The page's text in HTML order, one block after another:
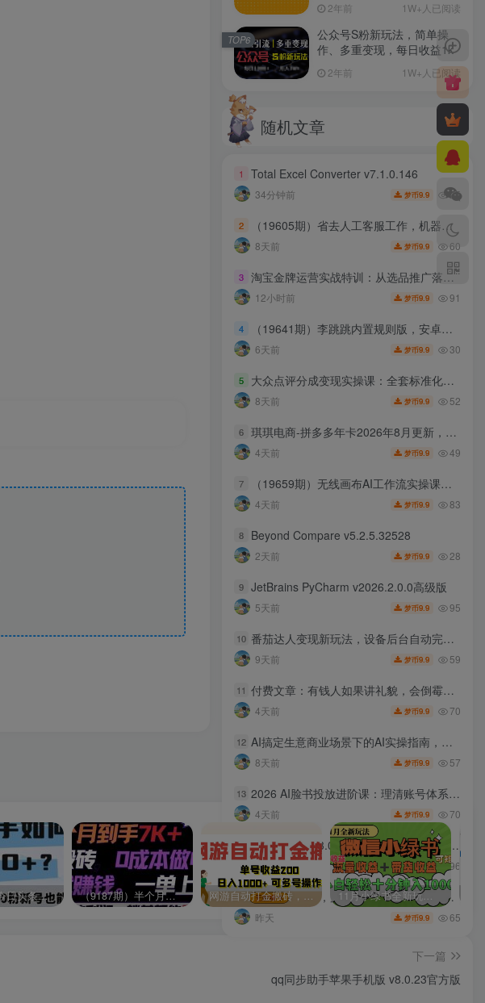
懒人领域·今日头条项目玩法，头条中视频项目，单号收益在50—500可批量￼ （9187期）半个月收益7K+，无脑搬砖，0成本做中间商，转手就赚钱，一单上百块，单… 网游自动打金搬砖，单号收益200 日入1000+ 无脑操作 11月小绿书全新玩法，公众号流量主+小绿书带货双重变现，小白十分钟无脑日入1000+
下一篇
qq同步助手苹果手机版 v8.0.23官方版
2年前 1W+人已阅读
公众号S粉新玩法，简单操
作、多重变现，每日收益1k
2年前 1W+人已阅读
TOP6
随机文章
1 Total Excel Converter v7.1.0.146
34分钟前 梦币9.9 25
2 （19605期）省去人工客服工作，机器人自动发资源，全套多多虚拟玩法月收益 1-5W
8天前 梦币9.9 60
3 淘宝金牌运营实战特训：从选品推广落地爆款打造，店铺运营全链路拆解
12小时前 梦币9.9 91
4 （19641期）李跳跳内置规则版，安卓手机拒绝app开屏广告，让app更干净
6天前 梦币9.9 30
5 大众点评分成变现实操课：全套标准化SOP流程，养号运营与四拼玩法落地指南
8天前 梦币9.9 52
6 琪琪电商-拼多多年卡2026年8月更新，全类目自然流+付费爆单+擎天柱3.0大促卡流量+非标品高阶运营全套实战课
4天前 梦币9.9 49
7 （19659期）无线画布AI工作流实操课｜ComfyUI双端教学，手把手搭建电商带货流程，一键批量产出图文短视频素材
4天前 梦币9.9 83
8 Beyond Compare v5.2.5.32528
2天前 梦币9.9 28
9 JetBrains PyCharm v2026.2.0.0高级版
5天前 梦币9.9 95
10 番茄达人变现新玩法，设备后台自动完成阅读任务获取时长收益，全自动运行 每日300+
9天前 梦币9.9 59
11 付费文章：有钱人如果讲礼貌，会倒霉，会破产
4天前 梦币9.9 70
12 AI搞定生意商业场景下的AI实操指南，开启新生意时代，重构增长新范式，解锁AI时代决胜法则【文档】
8天前 梦币9.9 57
13 2026 AI脸书投放进阶课：理清账号体系搭建逻辑，用AI重构广告投放工作流（更新）
4天前 梦币9.9 70
14 AI写作陪跑营3.0，Ai智能体创建写作skill（workbuddy）+人工手写模式（手搓模式），去除AI痕迹（头条号、公众号、百家号）（更新0730）
8天前 梦币9.9 96
15 白天正常上班，店铺自主成交，做多多虚拟每月新增1-3W稳定被动收入【揭秘】
昨天 梦币9.9 65